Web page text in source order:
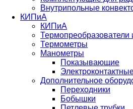
Внутрипольные
КИПиА
КИПиА
Термопреобразователи
Термометры
Манометры
Показывающие
Дополнительное
Переходники
Бобышки